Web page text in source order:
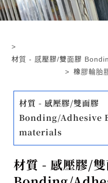
材質 - 感壓膠/雙面膠
橡膠輪胎
材質 - 感壓膠/雙面膠
Bonding/Adhesive
materials
材質 - 感壓膠/